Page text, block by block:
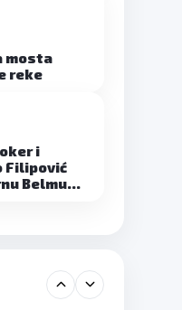
mosta
reke
i
Filipović
Belmu…